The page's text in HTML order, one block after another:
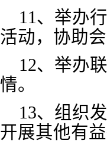
11、 举办
活动，协助
12、举办
情。
13、组织
开展其他有